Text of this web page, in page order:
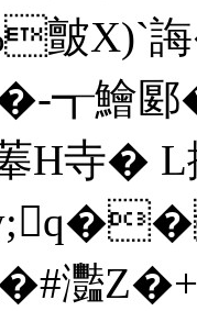
X)`誨
鱠郾
菶H寺
灩